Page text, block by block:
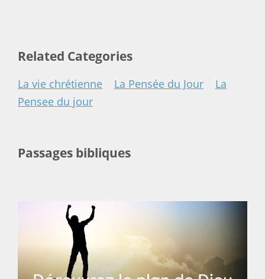
Related Categories
La vie chrétienne La Pensée du Jour
La
Pensee du jour
Passages bibliques